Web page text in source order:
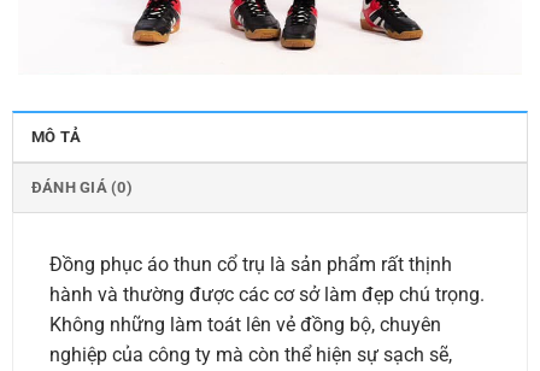
MÔ TẢ
ĐÁNH GIÁ (0)
Đồng phục áo thun cổ trụ là sản phẩm rất thịnh
hành và thường được các cơ sở làm đẹp chú trọng.
Không những làm toát lên vẻ đồng bộ, chuyên
nghiệp của công ty mà còn thể hiện sự sạch sẽ,